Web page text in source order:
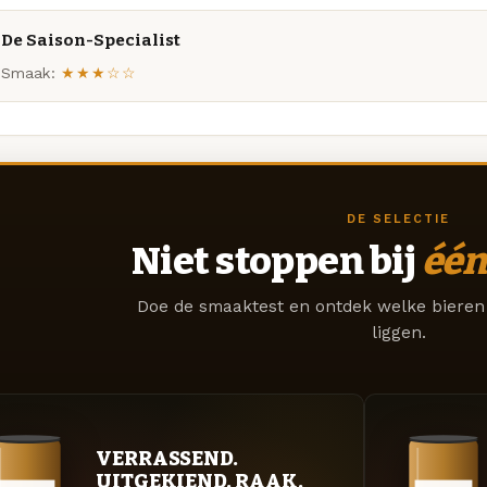
De Saison-Specialist
Smaak: ★★★☆☆
DE SELECTIE
Niet stoppen bij één
Doe de smaaktest en ontdek welke
liggen.
VERRASSEND.
UITGEKIEND. RAAK.